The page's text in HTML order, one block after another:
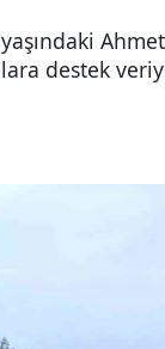
destek